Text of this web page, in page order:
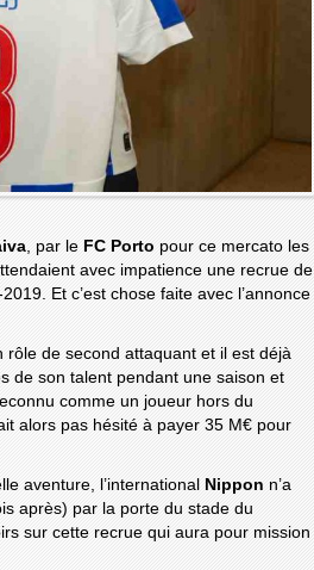
, par le FC Porto pour ce mercato les
avec impatience une recrue de
Et c’est chose faite avec l’annonce
de second attaquant et il est déjà
de son talent pendant une saison et
comme un joueur hors du
alors pas hésité à payer 35 M€ pour
aventure, l’international Nippon n’a
après) par la porte du stade du
sur cette recrue qui aura pour mission